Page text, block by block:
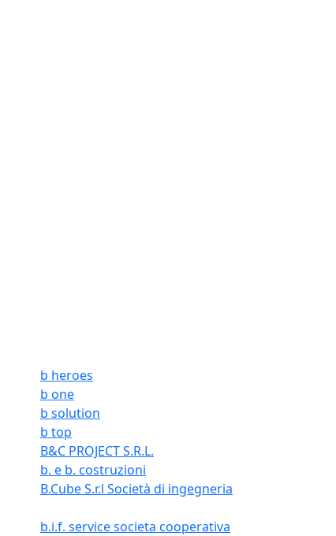
b heroes
b one
b solution
b top
B&C PROJECT S.R.L.
b. e b. costruzioni
B.Cube S.r.l Società di ingegneria
b.i.f. service societa cooperativa